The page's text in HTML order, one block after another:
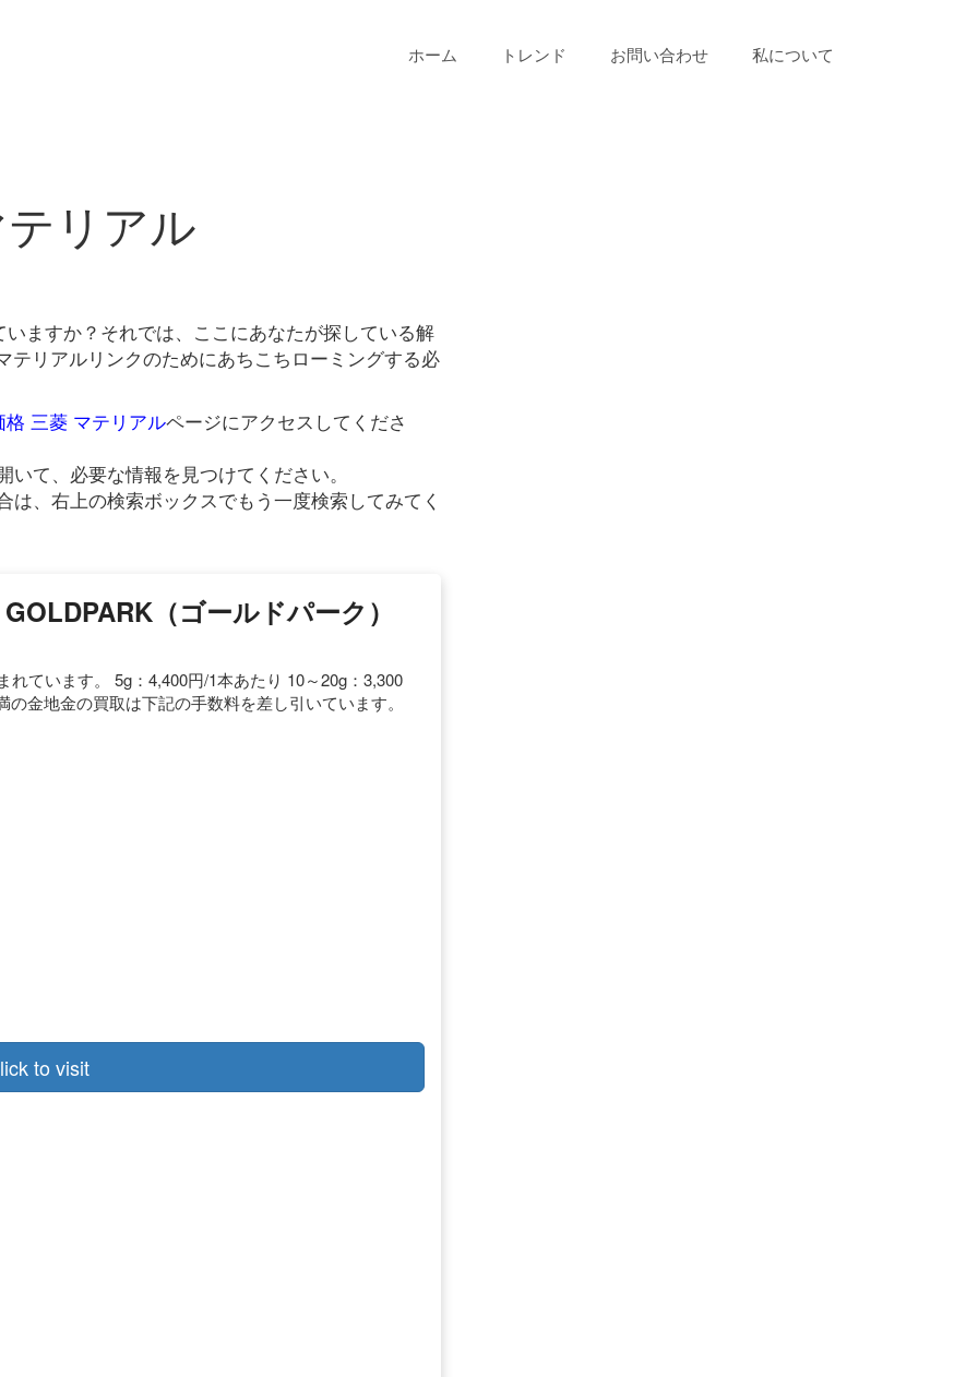
ホーム トレンド お問い合わせ 私について
リアル
ますか？それでは、ここにあなたが探している解
リアルリンクのためにあちこちローミングする必
格 三菱 マテリアルページにアクセスしてくださ
て、必要な情報を見つけてください。
は、右上の検索ボックスでもう一度検索してみてく
（ゴールドパーク）
ています。 5g：4,400円/1本あたり 10～20g：3,300
金地金の買取は下記の手数料を差し引いています。
to visit